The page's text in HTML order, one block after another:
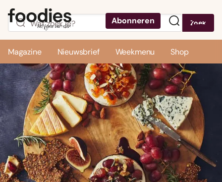
Abonneren Zoek
Magazine Nieuwsbrief Weekmenu Shop